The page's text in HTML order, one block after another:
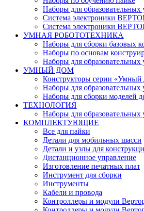
Наборы для образовательных
Система электроники
Система электроники
УМНАЯ РОБОТОТЕХНИКА
Наборы для сборки базовых
Наборы по основам
Наборы для образовательных
УМНЫЙ ДОМ
Конструкторы серии «Умный
Наборы для образовательных
Наборы для сборки моделей
ТЕХНОЛОГИЯ
Наборы для образовательных
КОМПЛЕКТУЮЩИЕ
Все для пайки
Детали для мобильных шасси
Детали и узлы для
Дистанционное управление
Изготовление печатных плат
Инструмент для сборки
Инструменты
Кабели и провода
Контроллеры и модули